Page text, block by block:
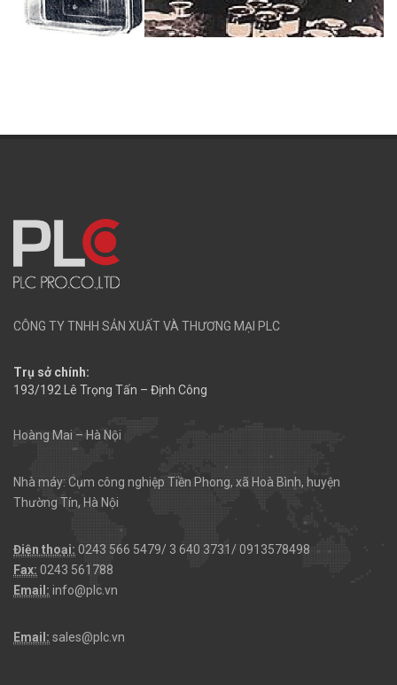
CÔNG TY TNHH SẢN XUẤT VÀ THƯƠNG MẠI PLC
Trụ sở chính:
193/192 Lê Trọng Tấn – Định Công
Hoàng Mai – Hà Nội
Nhà máy: Cụm công nghiệp Tiền Phong, xã Hoà Bình, huyện
Thường Tín, Hà Nội
Điện thoại: 0243 566 5479/ 3 640 3731/ 0913578498
Fax: 0243 561788
Email: info@plc.vn
Email: sales@plc.vn